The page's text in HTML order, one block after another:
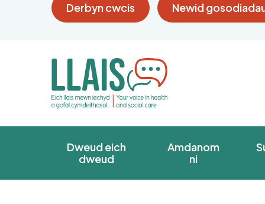
Derbyn cwcis Newid
Dweud eich
dweud
Amdanom
ni